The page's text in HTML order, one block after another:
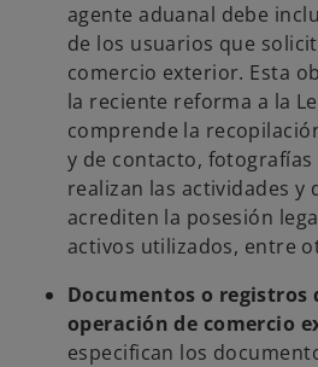
agente aduanal debe
de los usuarios que
comercio exterior. Esta
la reciente reforma a la
comprende la
y de contacto,
realizan las actividades y
acrediten la posesión
activos utilizados, entre
Documentos o registros
operación de comercio
especifican los